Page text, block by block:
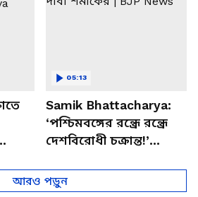
Samik Bhattacharya:
‘পশ্চিমবঙ্গের রন্ধ্রে রন্ধ্রে
দেশবিরোধী চক্রান্ত!’
BJP News
05:13
আরও পড়ুন